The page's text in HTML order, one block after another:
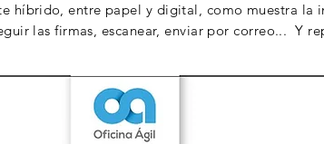
híbrido, entre papel y digital, como muestra la
las firmas, escanear, enviar por correo... Y